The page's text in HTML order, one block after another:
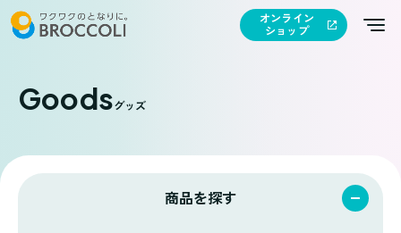
オンライン
ショップ
Goodsグッズ
商品を探す